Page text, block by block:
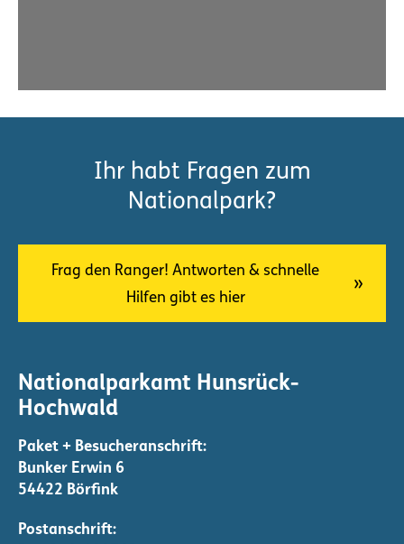
Ihr habt Fragen zum
Nationalpark?
Frag den Ranger! Antworten & schnelle
Hilfen gibt es hier
Nationalparkamt Hunsrück-
Hochwald
Bunker Erwin 6
54422 Börfink